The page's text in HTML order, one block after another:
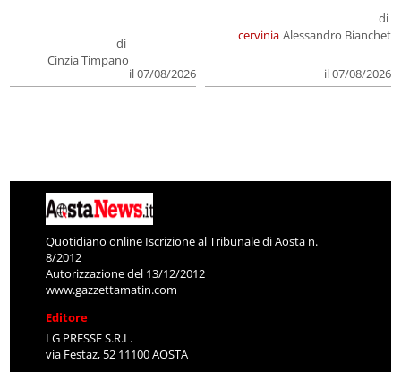
di
Cinzia Timpano
il 07/08/2026
cervinia
di
Alessandro Bianchet
il 07/08/2026
Quotidiano online Iscrizione al Tribunale di Aosta n.
8/2012
Autorizzazione del 13/12/2012
www.gazzettamatin.com
Editore
LG PRESSE S.R.L.
via Festaz, 52 11100 AOSTA